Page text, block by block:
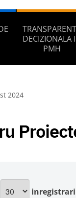
DECIZIONALA
PMH
2024